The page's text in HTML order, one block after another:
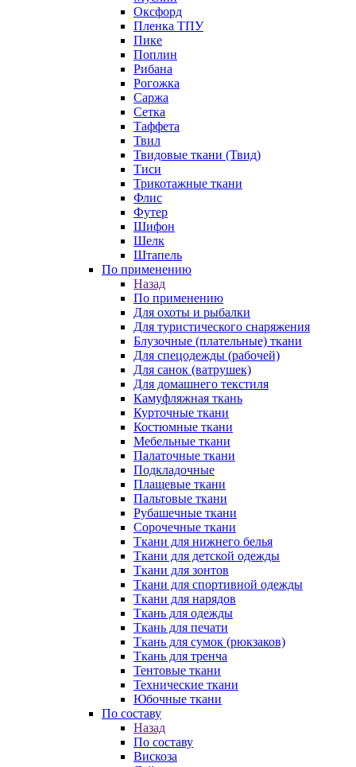
Оксфорд
Пленка ТПУ
Пике
Поплин
Рибана
Рогожка
Саржа
Сетка
Таффета
Твил
Твидовые ткани (Твид)
Тиси
Трикотажные ткани
Флис
Футер
Шифон
Шелк
Штапель
По применению
Назад
По применению
Для охоты и рыбалки
Для туристического снаряжения
Блузочные (плательные) ткани
Для спецодежды (рабочей)
Для санок (ватрушек)
Для домашнего текстиля
Камуфляжная ткань
Курточные ткани
Костюмные ткани
Мебельные ткани
Палаточные ткани
Подкладочные
Плащевые ткани
Пальтовые ткани
Рубашечные ткани
Сорочечные ткани
Ткани для нижнего белья
Ткани для детской одежды
Ткани для зонтов
Ткани для спортивной одежды
Ткани для нарядов
Ткань для одежды
Ткань для печати
Ткань для сумок (рюкзаков)
Ткань для тренча
Тентовые ткани
Технические ткани
Юбочные ткани
По составу
Назад
По составу
Вискоза